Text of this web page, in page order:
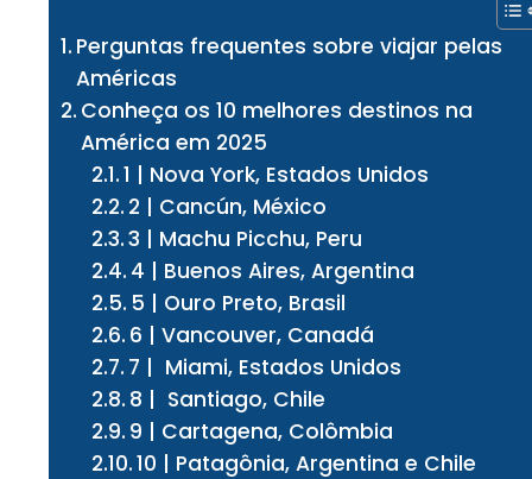
Perguntas frequentes sobre viajar pelas
Américas
Conheça os 10 melhores destinos na
América em 2025
1 | Nova York, Estados Unidos
2 | Cancún, México
3 | Machu Picchu, Peru
4 | Buenos Aires, Argentina
5 | Ouro Preto, Brasil
6 | Vancouver, Canadá
7 | Miami, Estados Unidos
8 | Santiago, Chile
9 | Cartagena, Colômbia
10 | Patagônia, Argentina e Chile